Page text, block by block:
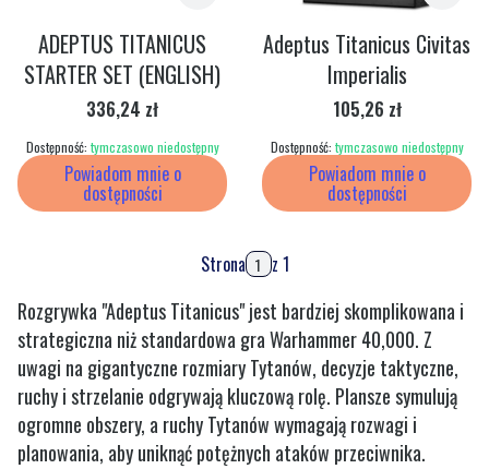
Powiadom mnie o
dostępności
ADEPTUS TITANICUS
STARTER SET (ENGLISH)
Cena
336,24 zł
Dostępność: tymczasowo niedostępny
Powiadom mnie o
dostępności
Adeptus Titanicus Civitas
Imperialis
Cena
105,26 zł
Dostępność: tymczasowo niedostępny
Strona z 1
Rozgrywka "Adeptus Titanicus" jest bardziej skomplikowana i
strategiczna niż standardowa gra Warhammer 40,000. Z
uwagi na gigantyczne rozmiary Tytanów, decyzje taktyczne,
ruchy i strzelanie odgrywają kluczową rolę. Plansze symulują
ogromne obszery, a ruchy Tytanów wymagają rozwagi i
planowania, aby uniknąć potężnych ataków przeciwnika.